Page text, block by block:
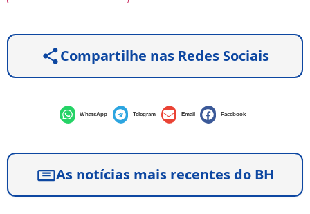
Compartilhe nas Redes Sociais
WhatsApp Telegram Email Facebook
As notícias mais recentes do BH